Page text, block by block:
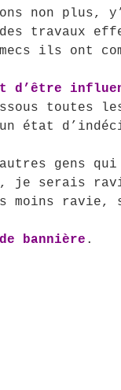
non plus,
travaux
ils ont
d’être
toutes
état
gens
je serais
ravie,
bannière .